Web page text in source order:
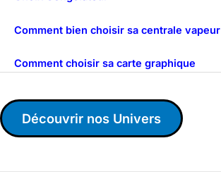
Comment bien choisir sa centrale vapeur
Comment choisir sa carte graphique
Découvrir nos Univers